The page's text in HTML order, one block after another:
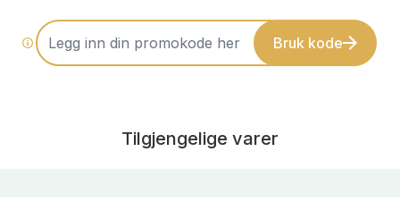
Bruk kode
Tilgjengelige varer